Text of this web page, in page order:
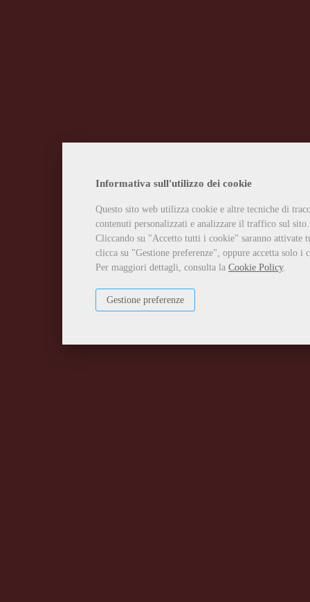
Informativa sull'utilizzo dei cookie
Questo sito web utilizza cookie e altre tecniche di
contenuti personalizzati e analizzare il traffico sul sito.
Cliccando su "Accetto tutti i cookie" saranno attivate
clicca su "Gestione preferenze", oppure accetta solo
Per maggiori dettagli, consulta la Cookie Policy.
Gestione preferenze